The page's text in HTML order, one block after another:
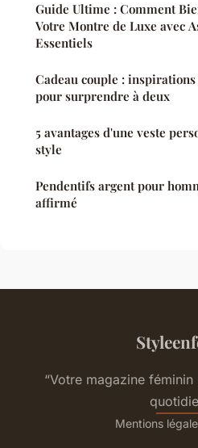
Guide Ultime : Comment
Votre Montre de Luxe avec
Essentiels
Cadeau couple :
pour surprendre à deux
5 avantages d'une veste
style
Pendentifs argent pour
affirmé
“Votre magazine
Mentions